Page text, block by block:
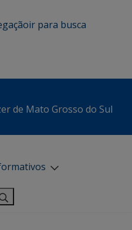
ir para busca
de Mato Grosso do Sul